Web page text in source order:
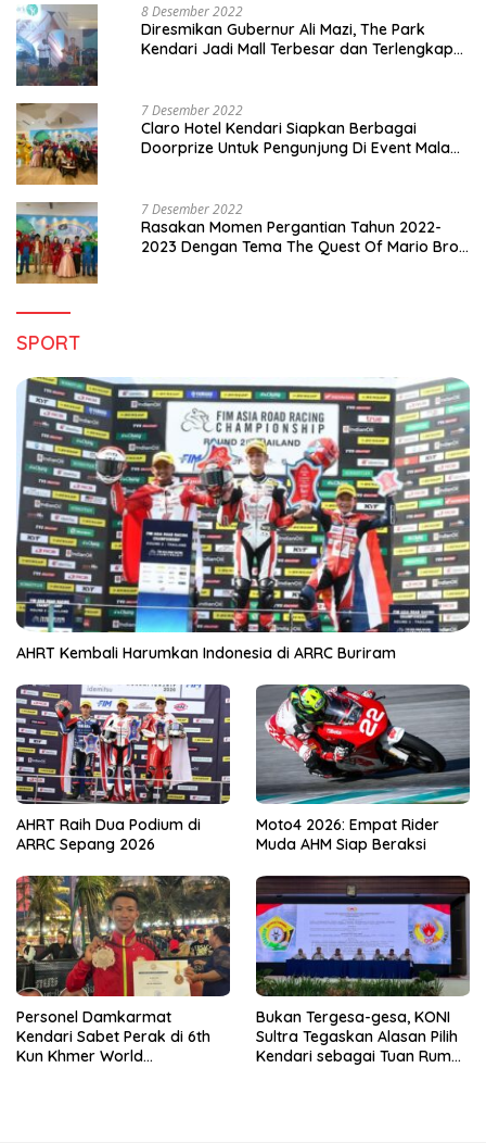
8 Desember 2022
Diresmikan Gubernur Ali Mazi, The Park
Kendari Jadi Mall Terbesar dan Terlengkap
7 Desember 2022
Claro Hotel Kendari Siapkan Berbagai
Doorprize Untuk Pengunjung Di Event Malam
7 Desember 2022
Rasakan Momen Pergantian Tahun 2022-
2023 Dengan Tema The Quest Of Mario Bros
SPORT
AHRT Kembali Harumkan Indonesia di ARRC Buriram
AHRT Raih Dua Podium di
ARRC Sepang 2026
Moto4 2026: Empat Rider
Muda AHM Siap Beraksi
Personel Damkarmat
Kendari Sabet Perak di 6th
Kun Khmer World
Bukan Tergesa-gesa, KONI
Sultra Tegaskan Alasan Pilih
Kendari sebagai Tuan Rumah